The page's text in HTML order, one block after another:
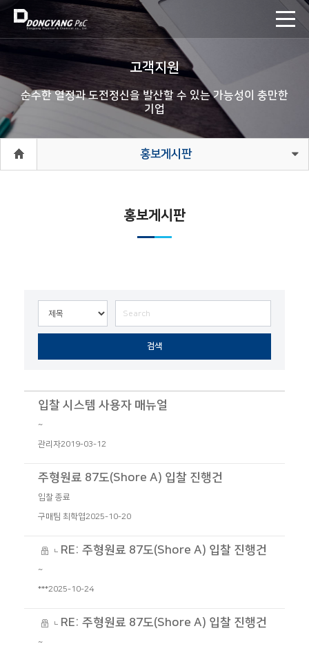
고객지원
순수한 열정과 도전정신을 발산할 수 있는 가능성이 충만한
기업
홍보게시판
홍보게시판
검색
입찰 시스템 사용자 매뉴얼
~
관리자2019-03-12
주형원료 87도(Shore A) 입찰 진행건
입찰 종료
구매팀 최학엽2025-10-20
RE: 주형원료 87도(Shore A) 입찰 진행건
~
***2025-10-24
RE: 주형원료 87도(Shore A) 입찰 진행건
~